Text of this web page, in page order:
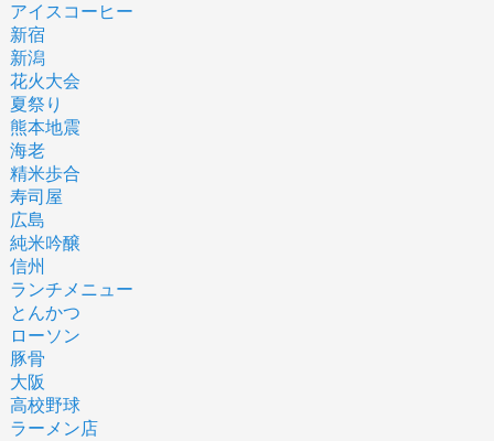
アイスコーヒー
新宿
新潟
花火大会
夏祭り
熊本地震
海老
精米歩合
寿司屋
広島
純米吟醸
信州
ランチメニュー
とんかつ
ローソン
豚骨
大阪
高校野球
ラーメン店